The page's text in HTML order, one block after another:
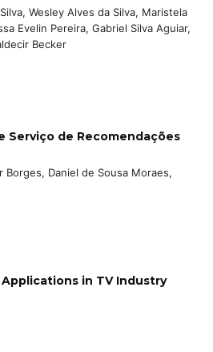
Wesley Alves da Silva, Maristela
Evelin Pereira, Gabriel Silva Aguiar,
Becker
Serviço de Recomendações
Daniel de Sousa Moraes,
in TV Industry